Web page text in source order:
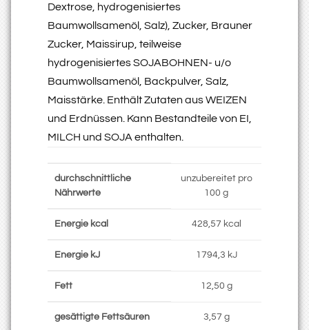
Dextrose, hydrogenisiertes
Baumwollsamenöl, Salz), Zucker, Brauner
Zucker, Maissirup, teilweise
hydrogenisiertes SOJABOHNEN- u/o
Baumwollsamenöl, Backpulver, Salz,
Maisstärke. Enthält Zutaten aus WEIZEN
und Erdnüssen. Kann Bestandteile von EI,
MILCH und SOJA enthalten.
durchschnittliche
Nährwerte
unzubereitet pro
100 g
Energie kcal 428,57 kcal
Energie kJ 1794,3 kJ
Fett 12,50 g
gesättigte Fettsäuren 3,57 g